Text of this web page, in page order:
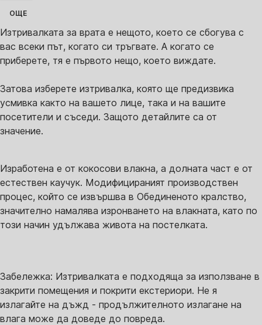
ОЩЕ
Изтривалката за врата е нещото, което се сбогува с
вас всеки път, когато си тръгвате. А когато се
приберете, тя е първото нещо, което виждате.
Затова изберете изтривалка, която ще предизвика
усмивка както на вашето лице, така и на вашите
посетители и съседи. Защото детайлите са от
значение.
Изработена е от кокосови влакна, а долната част е от
естествен каучук. Модифицираният производствен
процес, който се извършва в Обединеното кралство,
значително намалява изронването на влакната, като по
този начин удължава живота на постелката.
Забележка: Изтривалката е подходяща за използване в
закрити помещения и покрити екстериори. Не я
излагайте на дъжд - продължителното излагане на
влага може да доведе до повреда.